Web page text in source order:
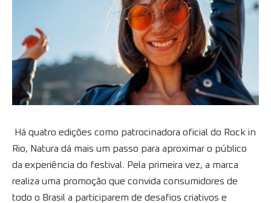
Há quatro edições como patrocinadora oficial do Rock in
Rio, Natura dá mais um passo para aproximar o público
da experiência do festival. Pela primeira vez, a marca
realiza uma promoção que convida consumidores de
todo o Brasil a participarem de desafios criativos e